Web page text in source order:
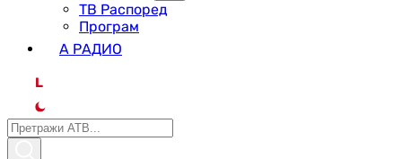
ТВ Распоред
Програм
А РАДИО
L